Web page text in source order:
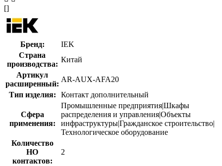
[]
Бренд:
IEK
Страна
производства:
Китай
Артикул
расширенный:
AR-AUX-AFA20
Тип изделия:
Контакт дополнительный
Сфера
применения:
Промышленные предприятия|Шкафы
распределения и управления|Объекты
инфраструктуры|Гражданское строительство|
Технологическое оборудование
Количество
НО
контактов:
2